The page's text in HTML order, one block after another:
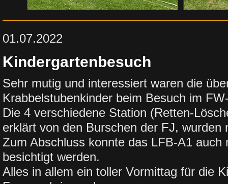
01.07.2022
Kindergartenbesuch
Sehr mutig und interessiert waren die
Krabbelstubenkinder beim Besuch im
Die 4 verschiedene Station (Retten-
erklärt von den Burschen der FJ, wurden
Zum Abschluss konnte das LFB-A1 auch
besichtigt werden.
Alles in allem ein toller Vormittag für die